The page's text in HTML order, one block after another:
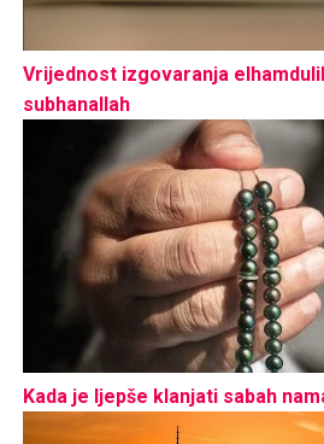
Vrijednost izgovaranja
subhanallah
Kada je ljepše klanjati sabah